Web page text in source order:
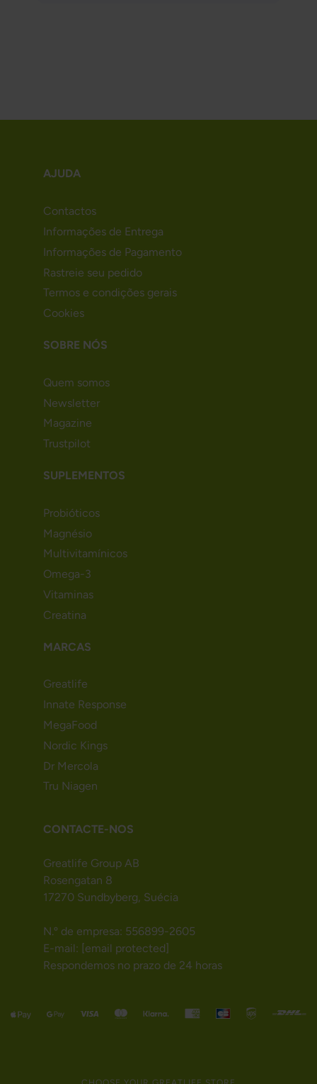
AJUDA
Contactos
Informações de Entrega
Informações de Pagamento
Rastreie seu pedido
Termos e condições gerais
Cookies
SOBRE NÓS
Quem somos
Newsletter
Magazine
Trustpilot
SUPLEMENTOS
Probióticos
Magnésio
Multivitamínicos
Omega-3
Vitaminas
Creatina
MARCAS
Greatlife
Innate Response
MegaFood
Nordic Kings
Dr Mercola
Tru Niagen
CONTACTE-NOS
Greatlife Group AB
Rosengatan 8
17270 Sundbyberg, Suécia
N.º de empresa: 556899-2605
E-mail: [email protected]
Respondemos no prazo de 24 horas